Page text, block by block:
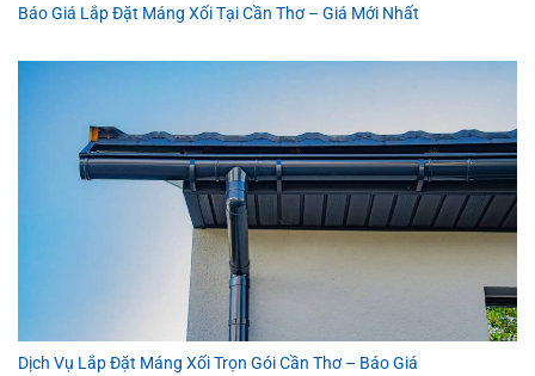
Báo Giá Lắp Đặt Máng Xối Tại Cần Thơ – Giá Mới Nhất
Dịch Vụ Lắp Đặt Máng Xối Trọn Gói Cần Thơ – Báo Giá